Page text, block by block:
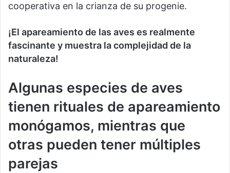
cooperativa en la crianza de su progenie.
¡El apareamiento de las aves es realmente
fascinante y muestra la complejidad de la
naturaleza!
Algunas especies de aves
tienen rituales de apareamiento
monógamos, mientras que
otras pueden tener múltiples
parejas